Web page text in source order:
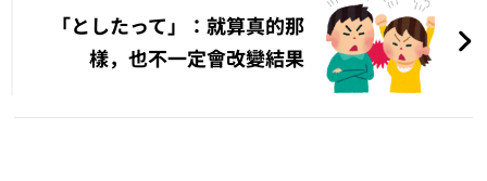
「としたって」：就算真的那
樣，也不一定會改變結果